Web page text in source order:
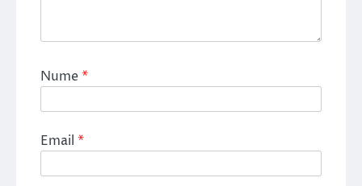
Nume*
Email *